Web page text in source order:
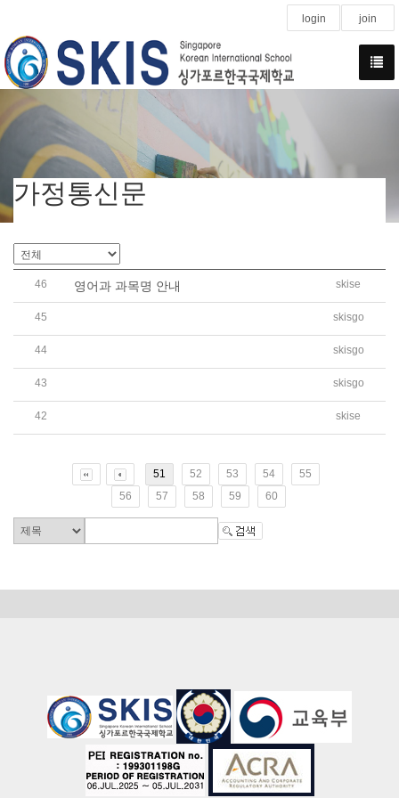
login join
가정통신문
46 영어과 과목명 안내 skise
45 2020학년도 학교운영위원회 학부모위원 당선자 공고
skisgo
44 2020학년도 학교운영위원회 학부모위원 무투표실시 안내
skisgo
43 코로나19 감염 예방을 위한 토요한글학교 학생 등·하교 협
skisgo
42 2020 스위스대사배 축구대회 축구대표선수단 선수선발
skise
51 52 53 54
55
56
57 58 59 60